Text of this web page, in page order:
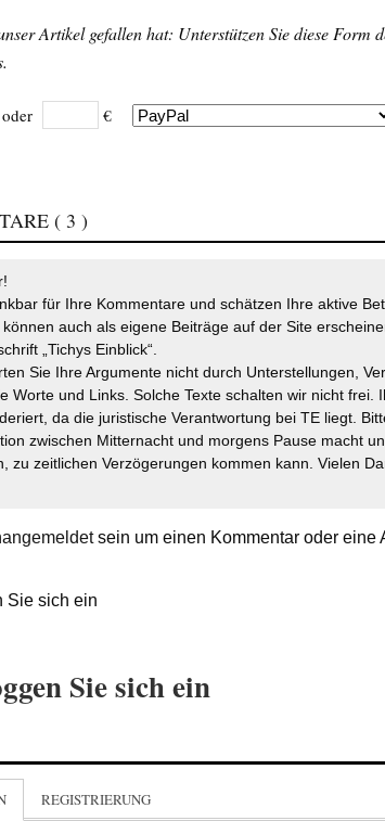
Artikel gefallen hat: Unterstützen Sie diese Form
oder €
( 3 )
für Ihre Kommentare und schätzen Ihre aktive
auch als eigene Beiträge auf der Site
„Tichys Einblick“.
Sie Ihre Argumente nicht durch Unterstellungen,
Worte und Links. Solche Texte schalten wir nicht frei.
da die juristische Verantwortung bei TE liegt.
zwischen Mitternacht und morgens Pause macht
zu zeitlichen Verzögerungen kommen kann. Vielen
angemeldetsein um einen Kommentar oder eine
Sie sich ein
Sie sich ein
REGISTRIERUNG